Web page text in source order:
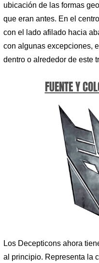
ubicación de las formas
que eran antes. En el
con el lado afilado hacia
con algunas excepciones,
dentro o alrededor de este
FUENTE Y
Los Decepticons ahora
al principio. Representa la